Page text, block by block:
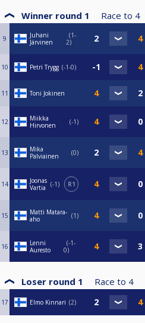
Winner round 1 Race to 4
9
Juhani
Järvinen
1-
2
10 Petri Trygg -1-0
11 Toni Jokinen
12
Miikka
Hirvonen
-1
13
Mika
Palviainen
0
14
Joonas
Vartia
-1 R1
15
Matti Matara-
aho
1
16
Lenni
Auresto
-1-
0
Loser round 1 Race to 4
17 Elmo Kinnari 2